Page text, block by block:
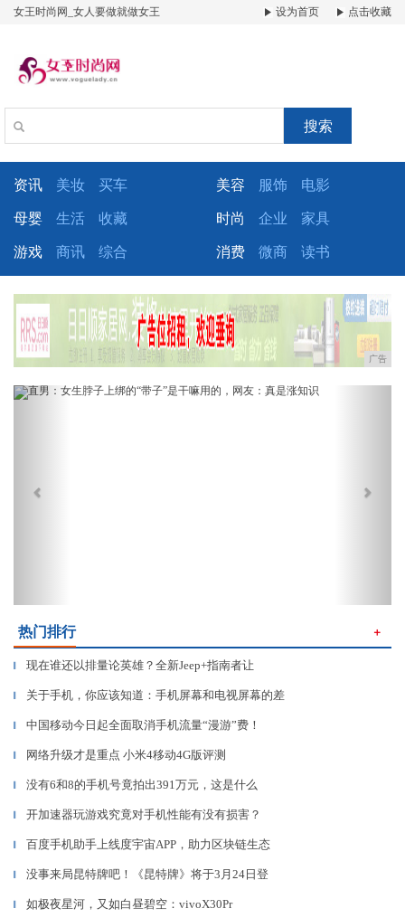
女王时尚网_女人要做就做女王 设为首页 点击收藏
搜索
资讯 美妆 买车 美容 服饰 电影
母婴 生活 收藏 时尚 企业 家具
游戏 商讯 综合 消费 微商 读书
广告
Previous
热门排行 ＋
▎ 现在谁还以排量论英雄？全新Jeep+指南者让
▎ 关于手机，你应该知道：手机屏幕和电视屏幕的差
▎ 中国移动今日起全面取消手机流量“漫游”费！
▎ 网络升级才是重点 小米4移动4G版评测
▎ 没有6和8的手机号竟拍出391万元，这是什么
▎ 开加速器玩游戏究竟对手机性能有没有损害？
▎ 百度手机助手上线度宇宙APP，助力区块链生态
▎ 没事来局昆特牌吧！《昆特牌》将于3月24日登
▎ 如极夜星河，又如白昼碧空：vivoX30Pr